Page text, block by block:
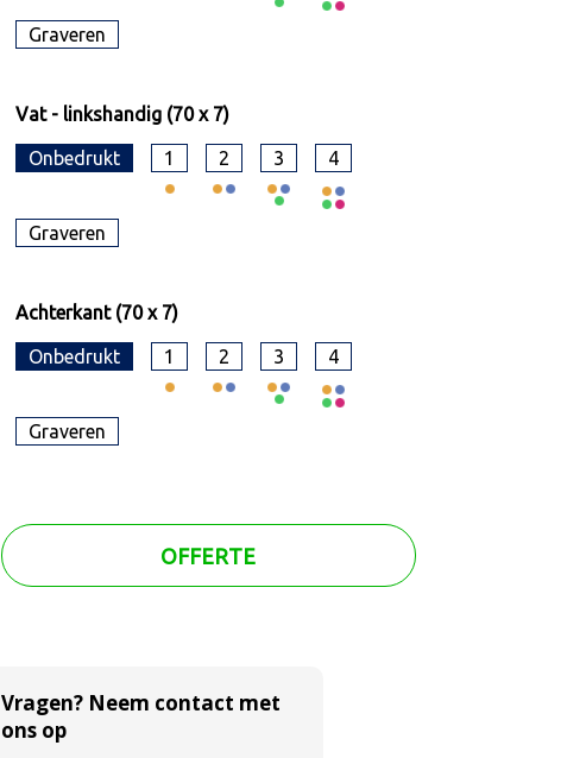
Graveren
Vat - linkshandig (70 x 7)
Onbedrukt 1 2 3 4
Graveren
Achterkant (70 x 7)
Onbedrukt 1 2 3 4
Graveren
OFFERTE
Vragen? Neem contact met
ons op